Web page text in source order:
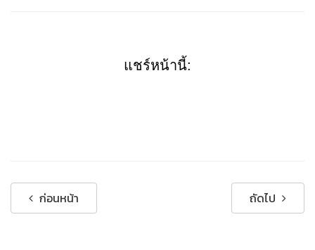
แชร์หน้านี้:
ก่อนหน้า ถัดไป